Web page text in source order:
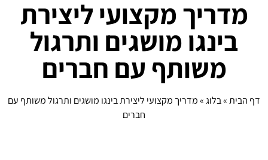
מדריך מקצועי ליצירת
בינגו מושגים ותרגול
משותף עם חברים
דף הבית»בלוג»מדריך מקצועי ליצירת בינגו מושגים ותרגול משותף עם
חברים